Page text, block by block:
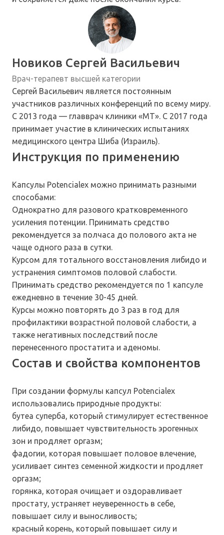
Новиков Сергей Васильевич
Врач-терапевт высшей категории
Сергей Васильевич является постоянным
участников различных конференций по всему миру.
С 2013 года — главврач клиники «МТ». С 2017 года
принимает участие в клинических испытаниях
медицинского центра Шиба (Израиль).
Инструкция по применению
Капсулы Potencialex можно принимать разными
способами:
Однократно для разового кратковременного
усиления потенции. Принимать средство
рекомендуется за полчаса до полового акта не
чаще одного раза в сутки.
Курсом для тотального восстановления либидо и
устранения симптомов половой слабости.
Принимать средство рекомендуется по 1 капсуле
ежедневно в течение 30-45 дней.
Курсы можно повторять до 3 раз в год для
профилактики возрастной половой слабости, а
также негативных последствий после
перенесенного простатита и аденомы.
Состав и свойства компонентов
При создании формулы капсул Potencialex
использовались природные продукты:
бутеа суперба, который стимулирует естественное
либидо, повышает чувствительность эрогенных
зон и продляет оргазм;
фадогии, которая повышает половое влечение,
усиливает синтез семенной жидкости и продляет
оргазм;
горянка, которая очищает и оздоравливает
простату, устраняет неуверенность в себе,
повышает силу и выносливость;
красный корень, который повышает силу и